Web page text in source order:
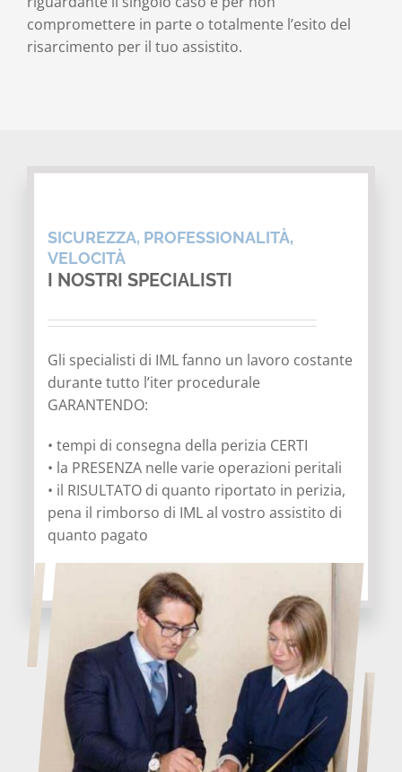
compromettere in parte o totalmente l’esito del
risarcimento per il tuo assistito.
SICUREZZA, PROFESSIONALITÀ,
VELOCITÀ
I NOSTRI SPECIALISTI
Gli specialisti di IML fanno un lavoro costante
durante tutto l’iter procedurale
GARANTENDO:
• tempi di consegna della perizia CERTI
• la PRESENZA nelle varie operazioni peritali
• il RISULTATO di quanto riportato in perizia,
pena il rimborso di IML al vostro assistito di
quanto pagato